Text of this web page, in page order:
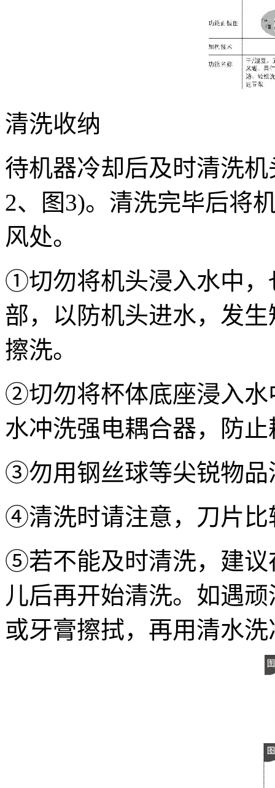
清洗收纳
待机器冷却后及时清洗
2、图3)。清洗完毕后将
风处。
①切勿将机头浸入水中，
部，以防机头进水，发
擦洗。
②切勿将杯体底座浸入水
水冲洗强电耦合器，防
③勿用钢丝球等尖锐物品
④清洗时请注意，刀片比
⑤若不能及时清洗，建议
儿后再开始清洗。如遇
或牙膏擦拭，再用清水